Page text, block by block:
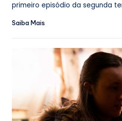
primeiro episódio da segunda
Saiba Mais